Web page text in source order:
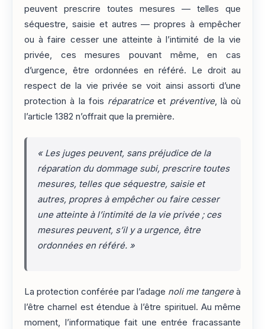
peuvent prescrire toutes mesures — telles que
séquestre, saisie et autres — propres à empêcher
ou à faire cesser une atteinte à l’intimité de la vie
privée, ces mesures pouvant même, en cas
d’urgence, être ordonnées en référé. Le droit au
respect de la vie privée se voit ainsi assorti d’une
protection à la fois réparatriceet préventive, là où
l’article 1382 n’offrait que la première.
« Les juges peuvent, sans préjudice de la
réparation du dommage subi, prescrire toutes
mesures, telles que séquestre, saisie et
autres, propres à empêcher ou faire cesser
une atteinte à l’intimité de la vie privée ; ces
mesures peuvent, s’il y a urgence, être
ordonnées en référé. »
La protection conférée par l’adage noli me tangereà
l’être charnel est étendue à l’être spirituel. Au même
moment, l’informatique fait une entrée fracassante